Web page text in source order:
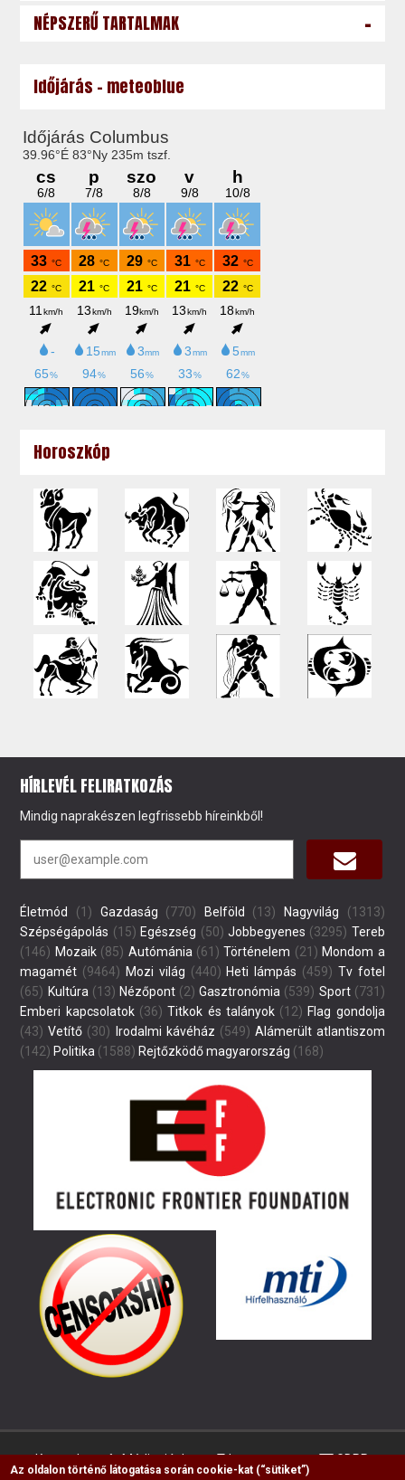
NÉPSZERŰ TARTALMAK -
Időjárás - meteoblue
Horoszkóp
HÍRLEVÉL FELIRATKOZÁS
Mindig naprakészen legfrissebb híreinkből!
Életmód (1) Gazdaság (770) Belföld (13) Nagyvilág (1313)
Szépségápolás (15) Egészség (50) Jobbegyenes (3295) Tereb
(146) Mozaik(85) Autómánia (61) Történelem (21) Mondom a
magamét (9464) Mozi világ (440) Heti lámpás (459) Tv fotel
(65) Kultúra (13) Nézőpont(2) Gasztronómia (539) Sport(731)
Emberi kapcsolatok(36) Titkok és talányok(12) Flag gondolja
(43) Vetítő (30) Irodalmi kávéház (549) Alámerült atlantiszom
(142) Politika (1588) Rejtőzködő magyarország (168)
Kapcsolat Médiaajánlat Impresszum GDPR
Az oldalon történő látogatása során cookie-kat (“sütiket”)